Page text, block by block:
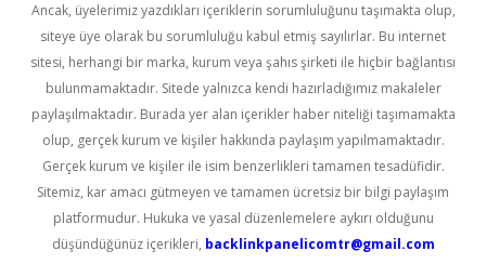
Ancak, üyelerimiz yazdıkları içeriklerin sorumluluğunu taşımakta olup,
siteye üye olarak bu sorumluluğu kabul etmiş sayılırlar. Bu internet
sitesi, herhangi bir marka, kurum veya şahıs şirketi ile hiçbir bağlantısı
bulunmamaktadır. Sitede yalnızca kendi hazırladığımız makaleler
paylaşılmaktadır. Burada yer alan içerikler haber niteliği taşımamakta
olup, gerçek kurum ve kişiler hakkında paylaşım yapılmamaktadır.
Gerçek kurum ve kişiler ile isim benzerlikleri tamamen tesadüfidir.
Sitemiz, kar amacı gütmeyen ve tamamen ücretsiz bir bilgi paylaşım
platformudur. Hukuka ve yasal düzenlemelere aykırı olduğunu
düşündüğünüz içerikleri, backlinkpanelicomtr@gmail.com